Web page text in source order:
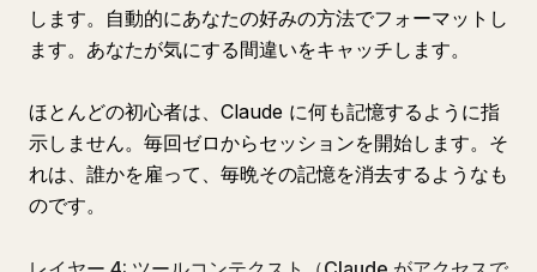
します。自動的にあなたの好みの方法でフォーマットし
ます。あなたが気にする間違いをキャッチします。
ほとんどの初心者は、Claude に何も記憶するように指
示しません。毎回ゼロからセッションを開始します。そ
れは、誰かを雇って、毎晩その記憶を消去するようなも
のです。